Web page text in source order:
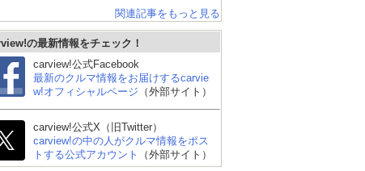
関連記事をもっと見る
の最新情報をチェック！
carview!公式Facebook
最新のクルマ情報をお届けするcarvie
w!オフィシャルページ （外部サイト）
carview!公式X（旧Twitter）
carview!の中の人がクルマ情報をポス
トする公式アカウント
（外部サイト）